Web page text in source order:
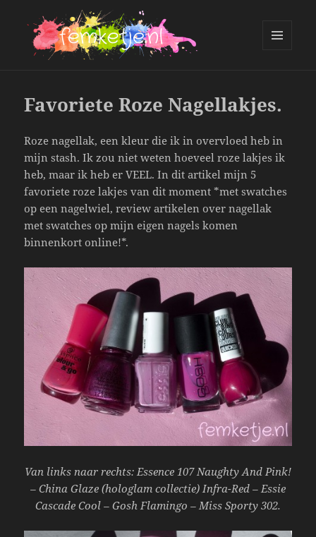
Favoriete Roze Nagellakjes.
Roze nagellak, een kleur die ik in overvloed heb in
mijn stash. Ik zou niet weten hoeveel roze lakjes ik
heb, maar ik heb er VEEL. In dit artikel mijn 5
favoriete roze lakjes van dit moment *met swatches
op een nagelwiel, review artikelen over nagellak
met swatches op mijn eigen nagels komen
binnenkort online!*.
Van links naar rechts: Essence 107 Naughty And Pink!
– China Glaze (hologlam collectie) Infra-Red – Essie
Cascade Cool – Gosh Flamingo – Miss Sporty 302.